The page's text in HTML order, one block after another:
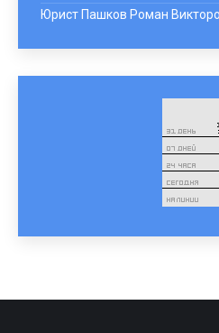
Юрист Пашков Роман